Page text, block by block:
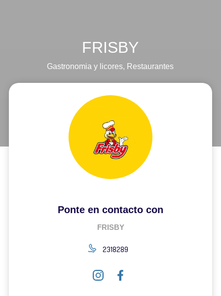
FRISBY
Gastronomia y licores, Restaurantes
Ponte en contacto con
FRISBY
2318289